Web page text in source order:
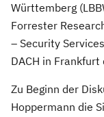
Württemberg
Forrester
– Security
DACH in
Zu Beginn der
Hoppermann die